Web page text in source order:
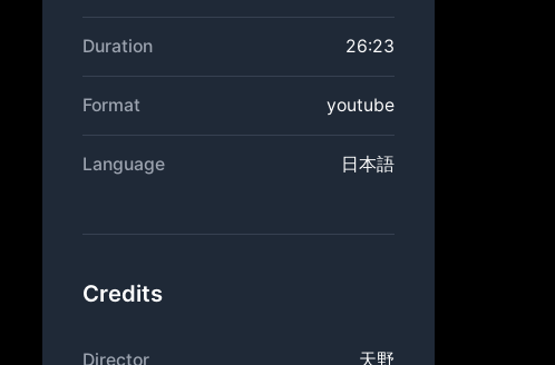
Duration 26:23
Format youtube
Language 日本語
Credits
Director 天野